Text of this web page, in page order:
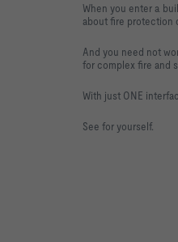
When you enter a
about fire protection
And you need not
for complex fire and
With just ONE
See for yourself.